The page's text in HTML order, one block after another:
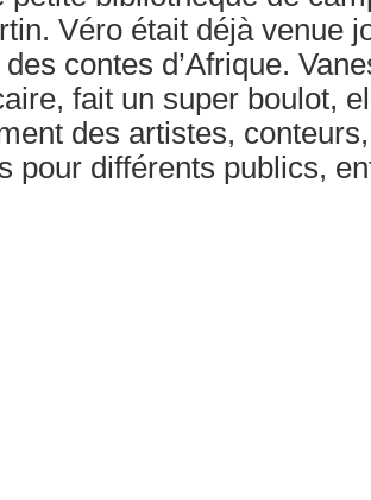
Véro était déjà venue
contes d’Afrique.
fait un super boulot,
des artistes,
pour différents publics,